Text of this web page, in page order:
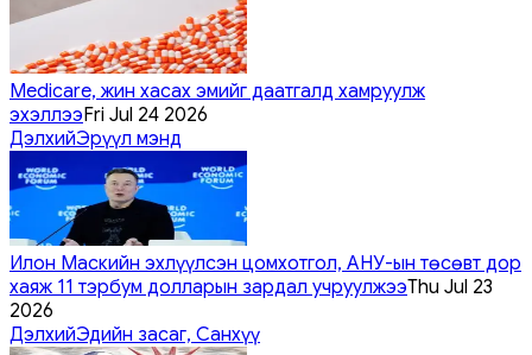
Medicare, жин хасах эмийг даатгалд хамруулж
эхэллээFri Jul 24 2026
ДэлхийЭрүүл мэнд
Илон Маскийн эхлүүлсэн цомхотгол, АНУ-ын төсөвт дор
хаяж 11 тэрбум долларын зардал учруулжээThu Jul 23
2026
ДэлхийЭдийн засаг, Санхүү